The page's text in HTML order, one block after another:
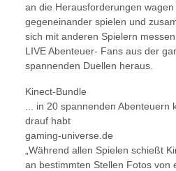
an die Herausforderungen
gegeneinander spielen und
sich mit anderen Spielern
LIVE Abenteuer- Fans aus der
spannenden Duellen heraus.
Kinect-Bundle
... in 20 spannenden
drauf habt
gaming-universe.de
„Während allen Spielen schießt
an bestimmten Stellen Fotos von